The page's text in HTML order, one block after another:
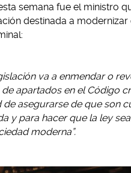
semana fue el ministro
destinada a modernizar
va a enmendar o
apartados en el Código
de asegurarse de que son
y para hacer que la ley
moderna”.